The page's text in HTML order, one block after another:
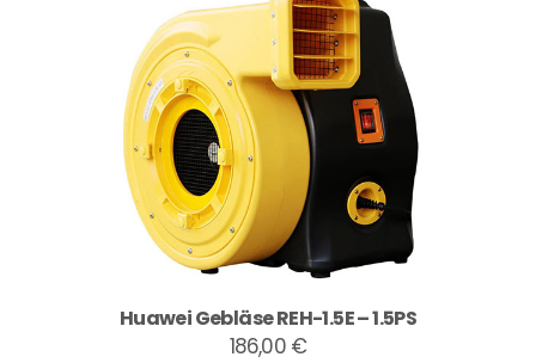
Huawei Gebläse REH-1.5E – 1.5PS
186,00 €